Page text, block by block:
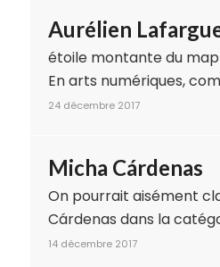
Aurélien
étoile montante du
En arts numériques,
24 décembre 2017
Micha Cárdenas
On pourrait aisément
Cárdenas dans la
14 décembre 2017